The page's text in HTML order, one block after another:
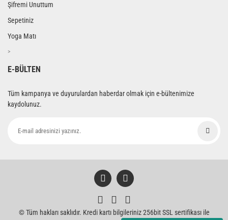
Şifremi Unuttum
Sepetiniz
Yoga Matı
>
E-BÜLTEN
Tüm kampanya ve duyurulardan haberdar olmak için e-bültenimize
kaydolunuz.
© Tüm hakları saklıdır. Kredi kartı bilgileriniz 256bit SSL sertifikası ile